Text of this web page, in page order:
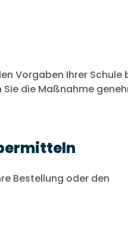
Vorgaben Ihrer Schule
die Maßnahme
Bestellung oder den